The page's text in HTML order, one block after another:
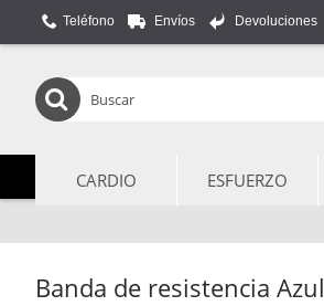
Teléfono Envíos Devoluciones
CARDIO ESFUERZO
Banda de resistencia Azul